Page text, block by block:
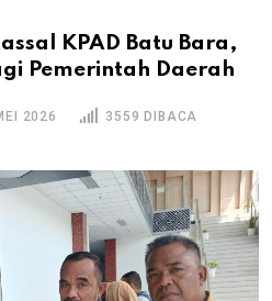
KPAD Batu Bara,
Pemerintah Daerah
2026 3559 DIBACA